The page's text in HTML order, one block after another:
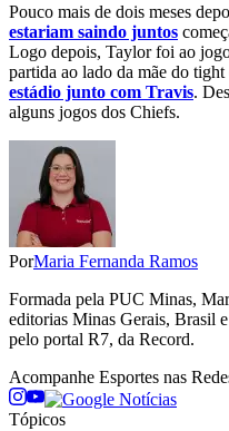
Pouco mais de dois meses
estariam saindo juntos
Logo depois, Taylor foi ao
partida ao lado da mãe do
estádio junto com Travis.
alguns jogos dos Chiefs.
PorMaria Fernanda Ramos
Formada pela PUC Minas,
editorias Minas Gerais, Brasil
pelo portal R7, da Record.
Acompanhe Esportes nas
Tópicos